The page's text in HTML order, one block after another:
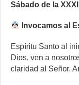
Sábado de la
Invocamos al
Espíritu Santo al
Dios, ven a
claridad al Señor.